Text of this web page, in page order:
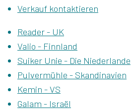
Verkauf kontaktieren
Reader - UK
Valio - Finnland
Suiker Unie - Die Niederlande
Pulvermühle - Skandinavien
Kemin - VS
Galam - Israël